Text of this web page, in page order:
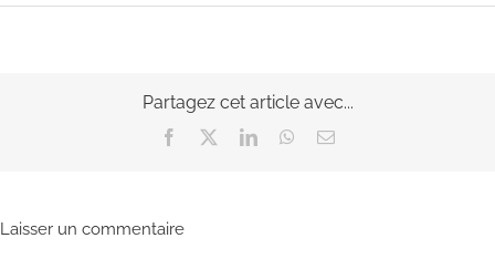
Partagez cet article avec...
Facebook LinkedInWhatsApp
Email
Laisser un commentaire